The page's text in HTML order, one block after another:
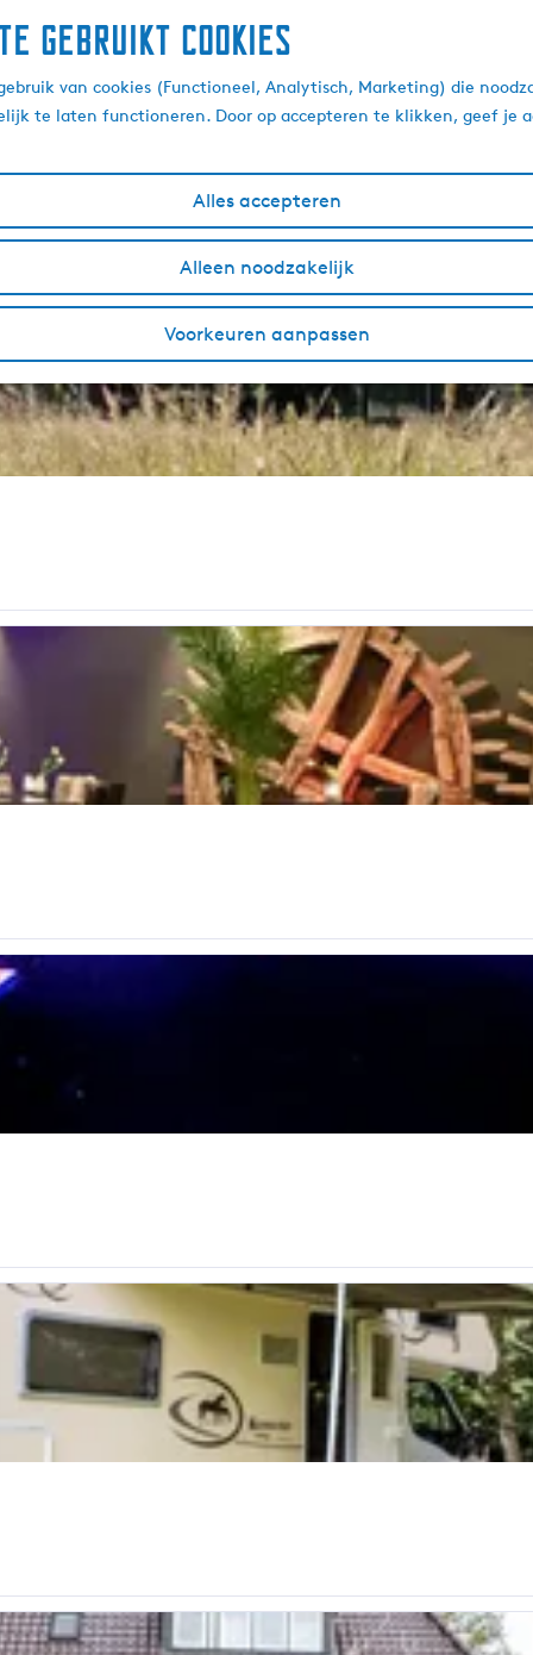
gebruikt cookies
van cookies (Functioneel, Analytisch, Marketing) die
te laten functioneren. Door op accepteren te klikken, geef je
Alles accepteren
Alleen noodzakelijk
Voorkeuren aanpassen